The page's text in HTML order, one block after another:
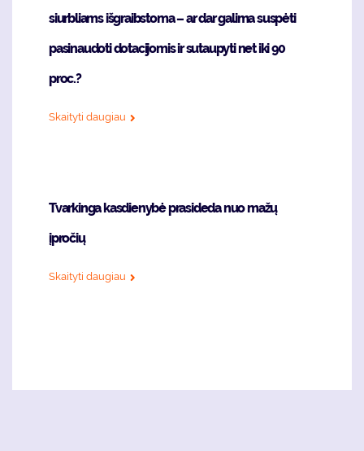
siurbliams išgraibstoma – ar dar galima suspėti
pasinaudoti dotacijomis ir sutaupyti net iki 90
proc.?
Skaityti daugiau
Tvarkinga kasdienybė prasideda nuo mažų
įpročių
Skaityti daugiau